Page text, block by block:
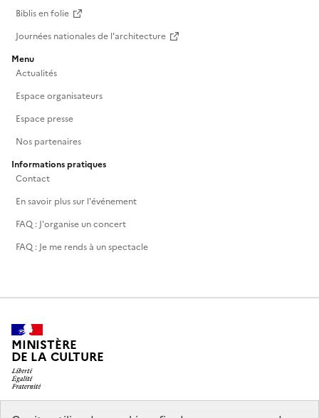
Biblis en folie
Journées nationales de l'architecture
Menu
Actualités
Espace organisateurs
Espace presse
Nos partenaires
Informations pratiques
Contact
En savoir plus sur l'événement
FAQ : J'organise un concert
FAQ : Je me rends à un spectacle
MINISTÈRE
DE LA CULTURE